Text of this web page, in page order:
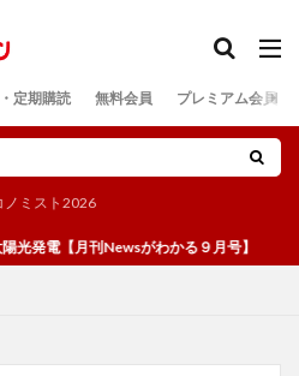
定期購読 無料会員 プレミアム会員
ノミスト2026
光発電【月刊Newsがわかる９月号】
検索